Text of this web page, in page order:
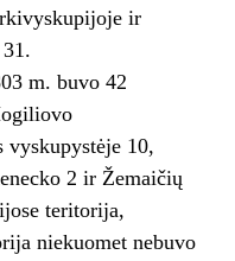
ir
m. buvo 42
10,
2 ir Žemaičių
teritorija,
niekuomet nebuvo